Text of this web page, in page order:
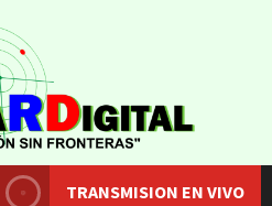
TRANSMISION EN VIVO